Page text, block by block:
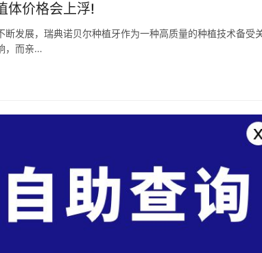
体价格会上浮!
发展，瑞典诺贝尔种植牙作为一种高质量的种植技术备受
，而亲…